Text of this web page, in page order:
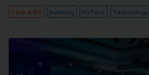
Tech & Biz banking FinTech Technology